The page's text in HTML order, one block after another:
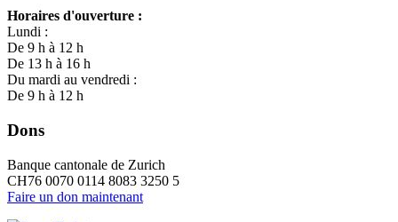
Horaires d'ouverture :
Lundi :
De 9 h à 12 h
De 13 h à 16 h
Du mardi au vendredi :
De 9 h à 12 h
Dons
Banque cantonale de Zurich
CH76 0070 0114 8083 3250 5
Faire un don maintenant